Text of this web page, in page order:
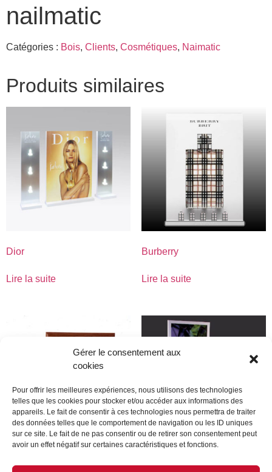
Gérer le consentement aux
cookies
Pour offrir les meilleures expériences, nous utilisons des technologies
telles que les cookies pour stocker et/ou accéder aux informations des
appareils. Le fait de consentir à ces technologies nous permettra de traiter
des données telles que le comportement de navigation ou les ID uniques
sur ce site. Le fait de ne pas consentir ou de retirer son consentement peut
avoir un effet négatif sur certaines caractéristiques et fonctions.
nailmatic
Catégories : Bois, Clients, Cosmétiques, Naimatic
Produits similaires
Dior
Lire la suite
Burberry
Lire la suite